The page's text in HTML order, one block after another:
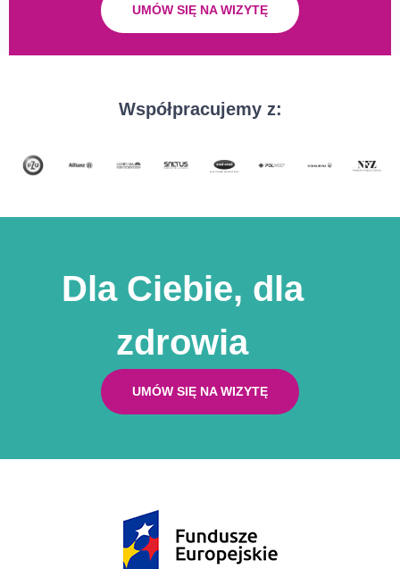
UMÓW SIĘ NA WIZYTĘ
Współpracujemy z:
Dla Ciebie, dla
zdrowia
UMÓW SIĘ NA WIZYTĘ